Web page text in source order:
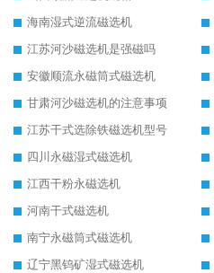
海南湿式逆流磁选机
江苏河沙磁选机是强磁吗
安徽顺流永磁筒式磁选机
甘肃河沙磁选机的注意事项
江苏干式选除铁磁选机型号
四川永磁湿式磁选机
江西干粉永磁选机
河南干式磁选机
南宁永磁筒式磁选机
辽宁黑钨矿湿式磁选机